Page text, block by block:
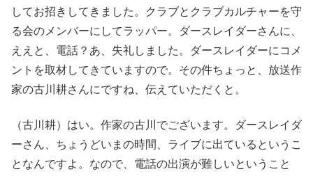
してお招きしてきました。クラブとクラブカルチャーを守
る会のメンバーにしてラッパー。ダースレイダーさんに、
ええと、電話？あ、失礼しました。ダースレイダーにコメ
ントを取材してきていますので。その件ちょっと、放送作
家の古川耕さんにですね、伝えていただくと。
（古川耕）はい。作家の古川でございます。ダースレイダ
ーさん、ちょうどいまの時間、ライブに出ているというこ
となんですよ。なので、電話の出演が難しいということ